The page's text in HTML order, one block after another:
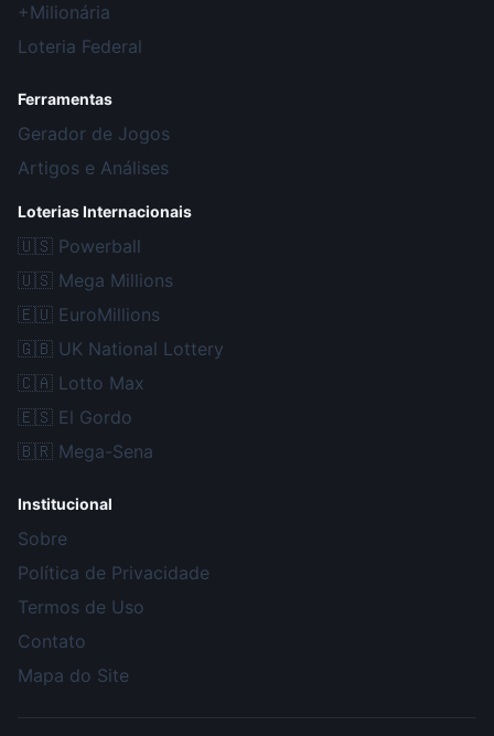
+Milionária
Loteria Federal
Ferramentas
Gerador de Jogos
Artigos e Análises
Loterias Internacionais
🇺🇸 Powerball
🇺🇸 Mega Millions
🇪🇺 EuroMillions
🇬🇧 UK National Lottery
🇨🇦 Lotto Max
🇪🇸 El Gordo
🇧🇷 Mega-Sena
Institucional
Sobre
Política de Privacidade
Termos de Uso
Contato
Mapa do Site